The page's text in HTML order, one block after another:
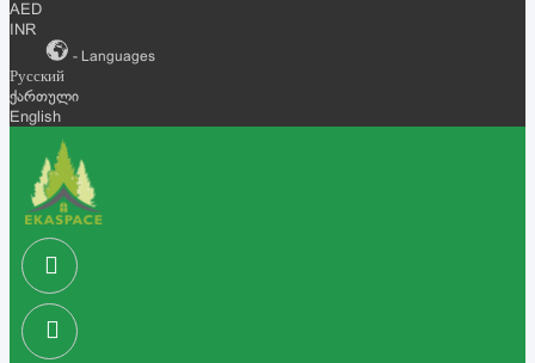
AED
INR
- Languages
Русский
ქართული
English